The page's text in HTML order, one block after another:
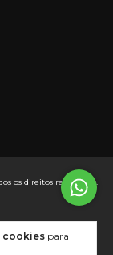
cookies para
os direitos reservados.